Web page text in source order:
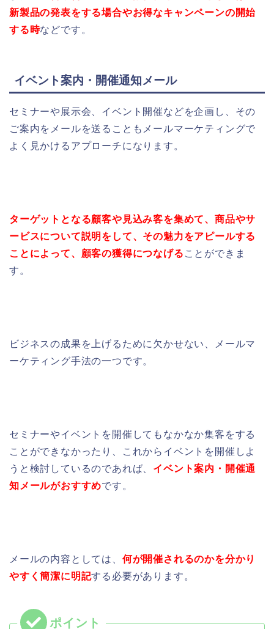
新製品の発表をする場合やお得なキャンペーンの開始
する時などです。
イベント案内・開催通知メール
セミナーや展示会、イベント開催などを企画し、その
ご案内をメールを送ることもメールマーケティングで
よく見かけるアプローチになります。
ターゲットとなる顧客や見込み客を集めて、商品やサ
ービスについて説明をして、その魅力をアピールする
ことによって、顧客の獲得につなげる ことができま
す。
ビジネスの成果を上げるために欠かせない、
メールマ
ーケティング手法の一つです。
セミナーやイベントを開催してもなかなか集客をする
ことができなかったり、これからイベントを開催しよ
うと検討しているのであれば、 イベント案内・開催通
知メールがおすすめです。
メールの内容としては、 何が開催されるのかを分かり
やすく簡潔に明記する必要があります。